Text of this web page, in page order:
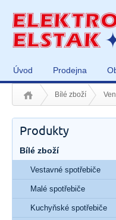
Úvod Prodejna
Bílé zboží
Produkty
Bílé zboží
Vestavné spotřebiče
Malé spotřebiče
Kuchyňské spotřebiče